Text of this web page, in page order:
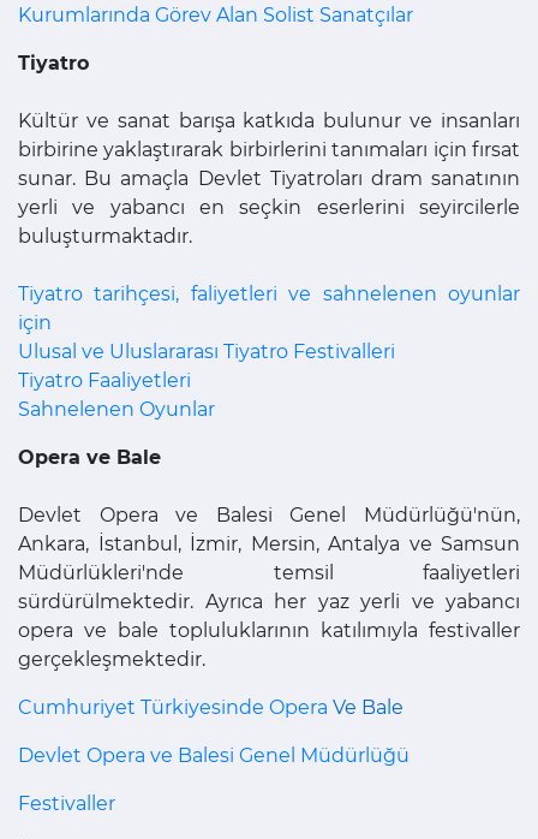
Kurumlarında Görev Alan Solist Sanatçılar
Tiyatro
Kültür ve sanat barışa katkıda bulunur ve insanları
birbirine yaklaştırarak birbirlerini tanımaları için fırsat
sunar. Bu amaçla Devlet Tiyatroları dram sanatının
yerli ve yabancı en seçkin eserlerini seyircilerle
buluşturmaktadır.
Tiyatro tarihçesi, faliyetleri ve sahnelenen oyunlar
için
Ulusal ve Uluslararası Tiyatro Festivalleri
Tiyatro Faaliyetleri
Sahnelenen Oyunlar
Opera ve Bale
Devlet Opera ve Balesi Genel Müdürlüğü'nün,
Ankara, İstanbul, İzmir, Mersin, Antalya ve Samsun
Müdürlükleri'nde temsil faaliyetleri
sürdürülmektedir. Ayrıca her yaz yerli ve yabancı
opera ve bale topluluklarının katılımıyla festivaller
gerçekleşmektedir.
Cumhuriyet Türkiyesinde Opera Ve Bale
Devlet Opera ve Balesi Genel Müdürlüğü
Festivaller